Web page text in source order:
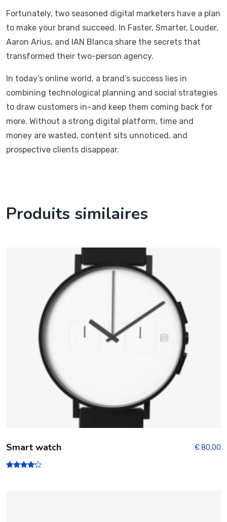
Fortunately, two seasoned digital marketers have a plan
to make your brand succeed. In Faster, Smarter, Louder,
Aaron Arius, and IAN Blanca share the secrets that
transformed their two-person agency.
In today’s online world, a brand’s success lies in
combining technological planning and social strategies
to draw customers in–and keep them coming back for
more. Without a strong digital platform, time and
money are wasted, content sits unnoticed, and
prospective clients disappear.
Produits similaires
Smart watch €80,00